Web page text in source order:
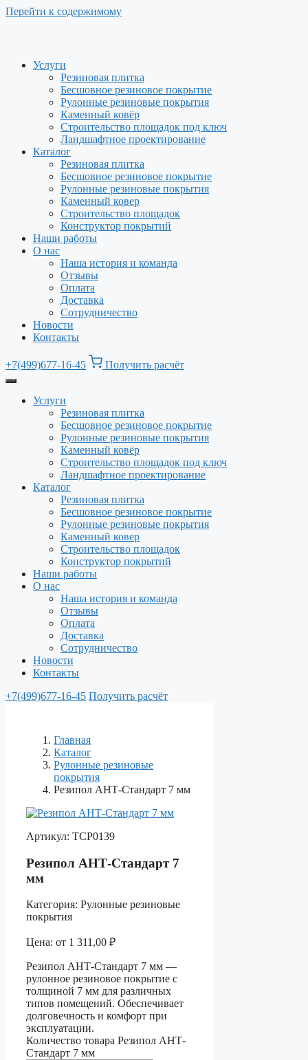
Перейти к содержимому
Услуги
Резиновая плитка
Бесшовное резиновое покрытие
Рулонные резиновые покрытия
Каменный ковёр
Строительство площадок под ключ
Ландшафтное проектирование
Каталог
Резиновая плитка
Бесшовное резиновое покрытие
Рулонные резиновые покрытия
Каменный ковер
Строительство площадок
Конструктор покрытий
Наши работы
О нас
Наша история и команда
Отзывы
Оплата
Доставка
Сотрудничество
Новости
Контакты
+7(499)677-16-45 Получить расчёт
Услуги
Резиновая плитка
Бесшовное резиновое покрытие
Рулонные резиновые покрытия
Каменный ковёр
Строительство площадок под ключ
Ландшафтное проектирование
Каталог
Резиновая плитка
Бесшовное резиновое покрытие
Рулонные резиновые покрытия
Каменный ковер
Строительство площадок
Конструктор покрытий
Наши работы
О нас
Наша история и команда
Отзывы
Оплата
Доставка
Сотрудничество
Новости
Контакты
+7(499)677-16-45 Получить расчёт
Главная
Каталог
Рулонные резиновые
покрытия
Резипол АНТ-Стандарт 7 мм
Артикул: ТСР0139
Резипол АНТ-Стандарт 7
мм
Категория: Рулонные резиновые
покрытия
Цена: от 1 311,00 ₽
Резипол АНТ-Стандарт 7 мм —
рулонное резиновое покрытие с
толщиной 7 мм для различных
типов помещений. Обеспечивает
долговечность и комфорт при
эксплуатации.
Количество товара Резипол АНТ-
Стандарт 7 мм